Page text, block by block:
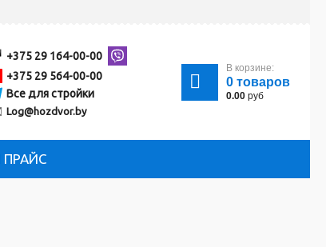
+375 29 164-00-00
+375 29 564-00-00
Все для стройки
Log@hozdvor.by
В корзине:
0 товаров
0.00 руб